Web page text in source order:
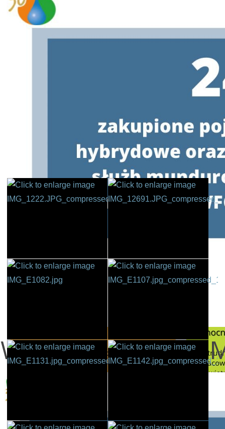
WSPARCIE SŁUŻB
kolejne samorządy,
a działania obejmą następne miejsca na mapie województwa
środowiska, większego bezpieczeństwa i lepszej jakości życia